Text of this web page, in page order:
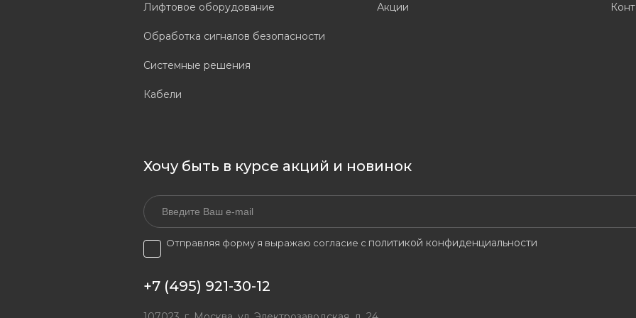
Лифтовое оборудование
Обработка сигналов безопасности
Системные решения
Кабели
Акции
Хочу быть в курсе акций и новинок
Отправляя форму я выражаю согласие с политикой конфиденциальности
+7 (495) 921-30-12